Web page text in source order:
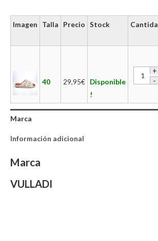
Imagen Talla Precio Stock
40 29,95€ Disponible
!
Marca
Información adicional
Marca
VULLADI